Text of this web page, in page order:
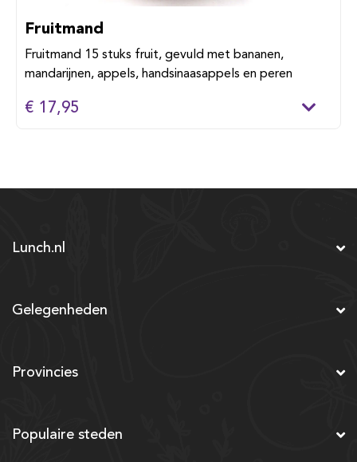
Fruitmand
Fruitmand 15 stuks fruit, gevuld met bananen,
mandarijnen, appels, handsinaasappels en peren
€ 17,95
Lunch.nl
Gelegenheden
Provincies
Populaire steden